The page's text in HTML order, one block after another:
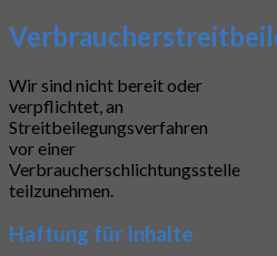
Wir sind nicht bereit oder
verpflichtet, an
Streitbeilegungsverfahren
vor einer
Verbraucherschlichtungsstelle
teilzunehmen.
Haftung für Inhalte